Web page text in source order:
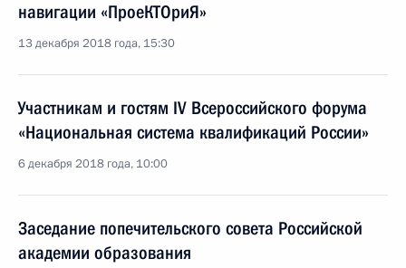
навигации «ПроеКТОриЯ»
13 декабря 2018 года, 15:30
Участникам и гостям IV Всероссийского форума
«Национальная система квалификаций России»
6 декабря 2018 года, 10:00
Заседание попечительского совета Российской
академии образования